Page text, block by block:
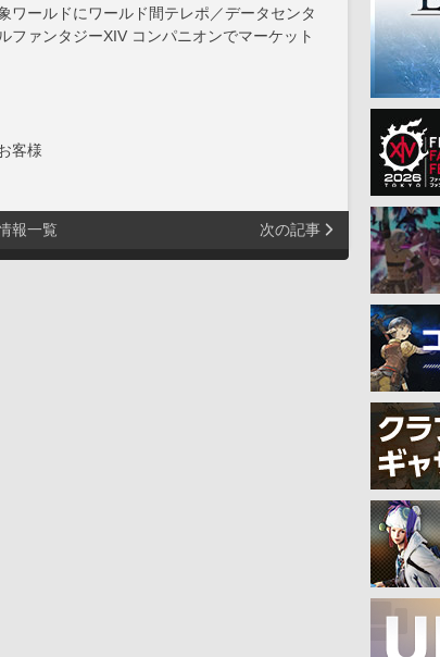
ワールドにワールド間テレポ／データセンタ
ファンタジーXIV コンパニオンでマーケット
客様
報一覧 次の記事